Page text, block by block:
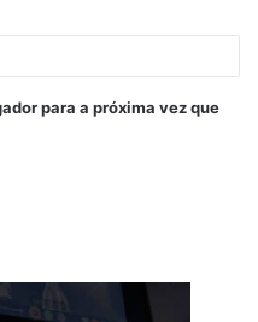
para a próxima vez que